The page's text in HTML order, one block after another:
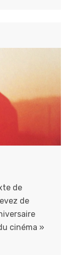
de
de
cinéma »